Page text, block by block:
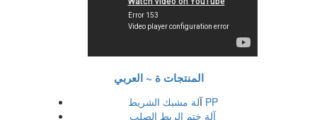
المنتجات ة ~ العربي
آلة مشبك الشريط PP
آلة ختم الربط الصلب